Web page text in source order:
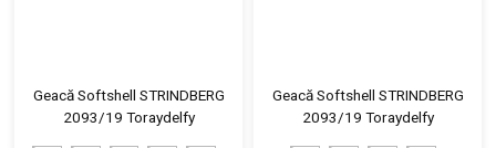
Geacă Softshell STRINDBERG
2093/19 Toraydelfy
Geacă Softshell STRINDBERG
2093/19 Toraydelfy